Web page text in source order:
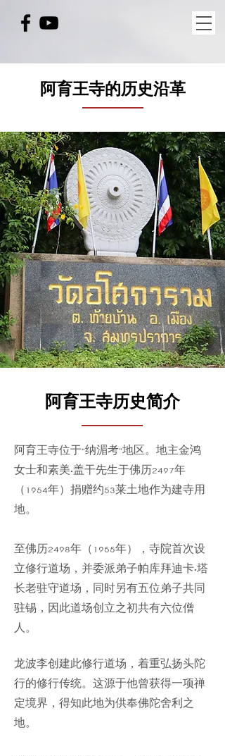
阿育王寺的历史沿革
阿育王寺历史简介
阿育王寺位于“纳湄考”地区。地主金鸿
女士和素美·盖干先生于佛历2497年
（1954年）捐赠约53莱土地作为建寺用
地。
至佛历2498年（1955年），寺院首次设
立修行道场，并委派弟子帕库拜迪卡·塔
长老驻守道场，同时另有五位弟子共同
驻锡，因此道场创立之初共有六位僧
人。
龙波李创建此修行道场，着重弘扬头陀
行的修行传统。这源于他曾获得一项禅
定境界，得知此地为供奉佛陀舍利之
地。